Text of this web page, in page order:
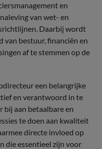
en
van wet- en
Daarbij wordt
van bestuur, financiën en
af te stemmen op de
een belangrijke
en verantwoord in te
bij aan betaalbare en
te doen aan kwaliteit
directe invloed op
die essentieel zijn voor